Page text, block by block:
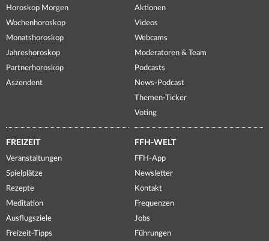
Horoskop Morgen
Wochenhoroskop
Monatshoroskop
Jahreshoroskop
Partnerhoroskop
Aszendent
Aktionen
Videos
Webcams
Moderatoren & Team
Podcasts
News-Podcast
Themen-Ticker
Voting
FREIZEIT
Veranstaltungen
Spielplätze
Rezepte
Meditation
Ausflugsziele
Freizeit-Tipps
FFH-WELT
FFH-App
Newsletter
Kontakt
Frequenzen
Jobs
Führungen